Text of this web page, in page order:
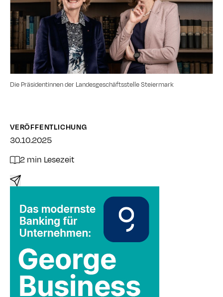
VERÖFFENTLICHUNG
30.10.2025
2 min Lesezeit
Die Präsidentinnen der Landesgeschäftsstelle Steiermark